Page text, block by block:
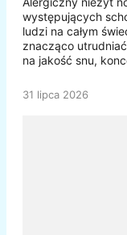
występujących
ludzi na całym
znacząco
na jakość snu,
31 lipca 2026